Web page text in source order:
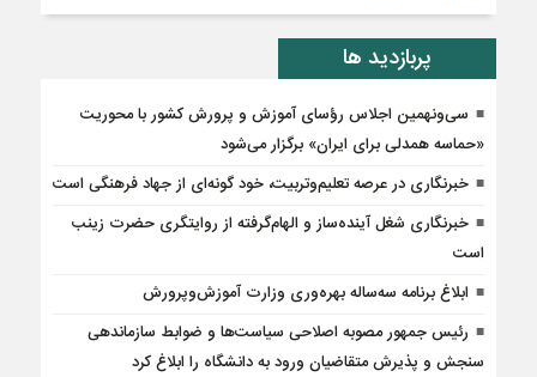
پربازدید ها
سی‌ونهمین اجلاس رؤسای آموزش و پرورش کشور با محوریت
«حماسه همدلی برای ایران» برگزار می‌شود
خبرنگاری در عرصه تعلیم‌وتربیت، خود گونه‌ای از جهاد فرهنگی است
خبرنگاری شغل آینده‌ساز و الهام‌گرفته از روایتگری حضرت زینب
است
ابلاغ برنامه سه‌ساله بهره‌وری وزارت آموزش‌وپرورش
رئیس جمهور مصوبه اصلاحی سیاست‌ها و ضوابط سازماندهی
سنجش و پذیرش متقاضیان ورود به دانشگاه را ابلاغ کرد